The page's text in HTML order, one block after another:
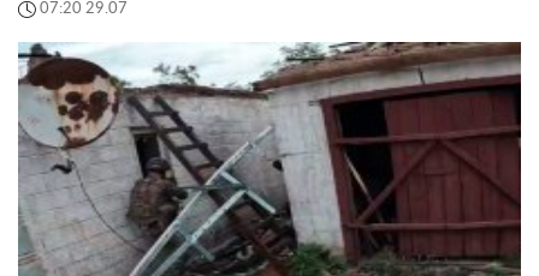
07:20 29.07